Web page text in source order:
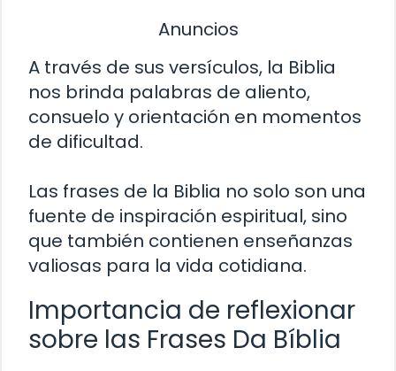
Anuncios
A través de sus versículos, la Biblia
nos brinda palabras de aliento,
consuelo y orientación en momentos
de dificultad.
Las frases de la Biblia no solo son una
fuente de inspiración espiritual, sino
que también contienen enseñanzas
valiosas para la vida cotidiana.
Importancia de reflexionar
sobre las Frases Da Bíblia